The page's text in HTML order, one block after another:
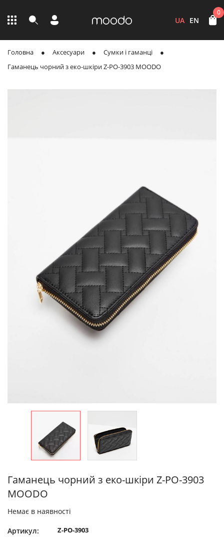
UA EN
0
Головна Аксесуари
Сумки і гаманці
Гаманець чорний з еко-шкіри Z-PO-3903 MOODO
Гаманець чорний з еко-шкіри Z-PO-3903
MOODO
Немає в наявності
Артикул: Z-PO-3903